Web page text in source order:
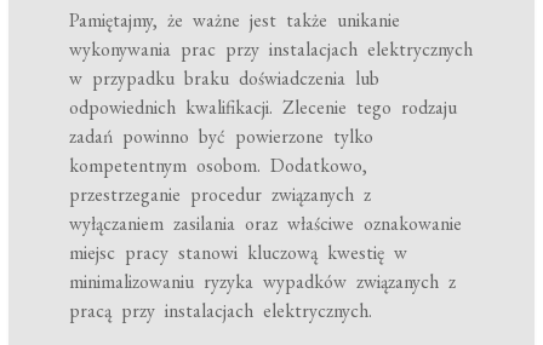
Pamiętajmy, że ważne jest także unikanie
wykonywania prac przy instalacjach elektrycznych
w przypadku braku doświadczenia lub
odpowiednich kwalifikacji. Zlecenie tego rodzaju
zadań powinno być powierzone tylko
kompetentnym osobom. Dodatkowo,
przestrzeganie procedur związanych z
wyłączaniem zasilania oraz właściwe oznakowanie
miejsc pracy stanowi kluczową kwestię w
minimalizowaniu ryzyka wypadków związanych z
pracą przy instalacjach elektrycznych.